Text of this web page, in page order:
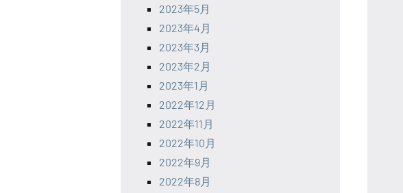
2023年5月
2023年4月
2023年3月
2023年2月
2023年1月
2022年12月
2022年11月
2022年10月
2022年9月
2022年8月